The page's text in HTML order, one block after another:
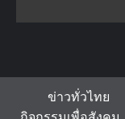
ข่าวทั่วไทย